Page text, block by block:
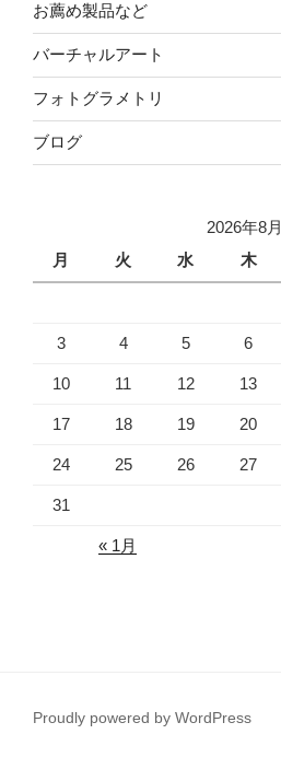
お薦め製品など
バーチャルアート
フォトグラメトリ
ブログ
2026年8月
月
火 水 木
3 4 5 6
10 11 12 13
17 18 19 20
24 25 26 27
31
« 1月
Proudly powered by WordPress